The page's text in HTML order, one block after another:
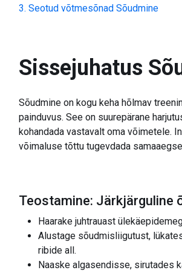
Seotud võtmesõnad Sõudmine
Sissejuhatus
Sõudmine on kogu keha hõlmav
painduvus. See on suurepärane
kohandada vastavalt oma võimetele.
võimaluse tõttu tugevdada
Teostamine: Järkjärguline
Haarake juhtrauast
Alustage sõudmisliigutust,
ribide all.
Naaske algasendisse, sirutades